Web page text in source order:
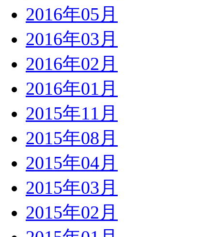
2016年05月
2016年03月
2016年02月
2016年01月
2015年11月
2015年08月
2015年04月
2015年03月
2015年02月